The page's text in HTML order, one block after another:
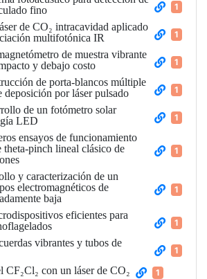
fino
1
de CO₂ intracavidad aplicado
multifotónica IR
1
de muestra vibrante
y debajo costo
1
de porta-blancos múltiple
deposición por láser pulsado
1
de un fotómetro solar
LED
1
ensayos de funcionamiento
theta-pinch lineal clásico de
1
y caracterización de un
electromagnéticos de
baja
1
eficientes para
1
vibrantes y tubos de
1
CF₂Cl₂ con un láser de CO₂ 1